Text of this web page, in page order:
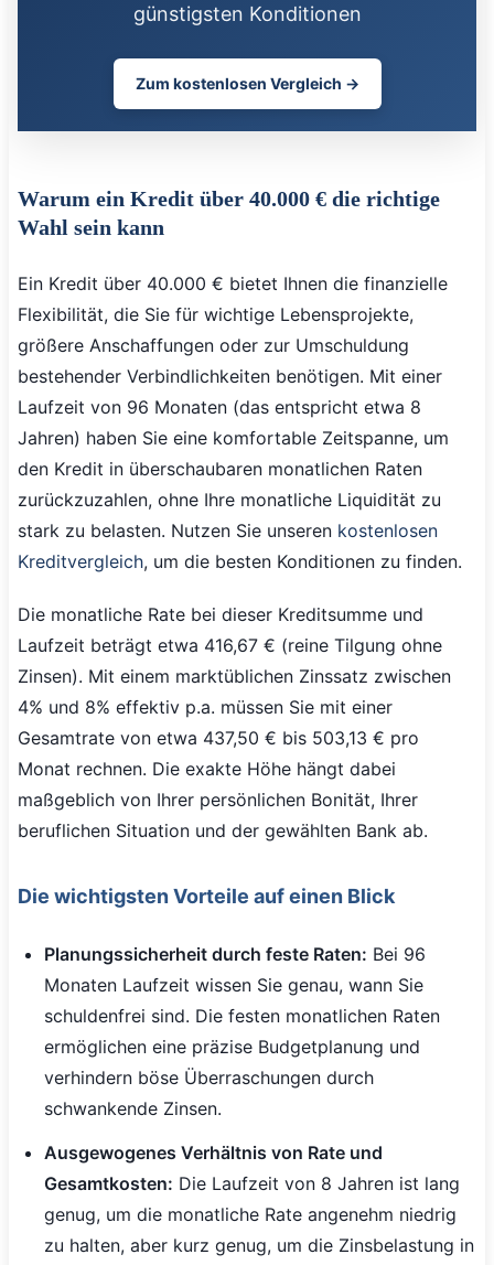
günstigsten Konditionen
Zum kostenlosen Vergleich →
Warum ein Kredit über 40.000 € die richtige
Wahl sein kann
Ein Kredit über 40.000 € bietet Ihnen die finanzielle
Flexibilität, die Sie für wichtige Lebensprojekte,
größere Anschaffungen oder zur Umschuldung
bestehender Verbindlichkeiten benötigen. Mit einer
Laufzeit von 96 Monaten (das entspricht etwa 8
Jahren) haben Sie eine komfortable Zeitspanne, um
den Kredit in überschaubaren monatlichen Raten
zurückzuzahlen, ohne Ihre monatliche Liquidität zu
stark zu belasten. Nutzen Sie unseren kostenlosen
Kreditvergleich, um die besten Konditionen zu finden.
Die monatliche Rate bei dieser Kreditsumme und
Laufzeit beträgt etwa 416,67 € (reine Tilgung ohne
Zinsen). Mit einem marktüblichen Zinssatz zwischen
4% und 8% effektiv p.a. müssen Sie mit einer
Gesamtrate von etwa 437,50 € bis 503,13 € pro
Monat rechnen. Die exakte Höhe hängt dabei
maßgeblich von Ihrer persönlichen Bonität, Ihrer
beruflichen Situation und der gewählten Bank ab.
Die wichtigsten Vorteile auf einen Blick
Planungssicherheit durch feste Raten: Bei 96
Monaten Laufzeit wissen Sie genau, wann Sie
schuldenfrei sind. Die festen monatlichen Raten
ermöglichen eine präzise Budgetplanung und
verhindern böse Überraschungen durch
schwankende Zinsen.
Ausgewogenes Verhältnis von Rate und
Gesamtkosten: Die Laufzeit von 8 Jahren ist lang
genug, um die monatliche Rate angenehm niedrig
zu halten, aber kurz genug, um die Zinsbelastung in